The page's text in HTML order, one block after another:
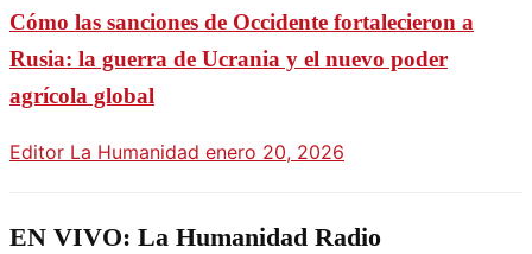
Cómo las sanciones de Occidente fortalecieron a
Rusia: la guerra de Ucrania y el nuevo poder
agrícola global
Editor La Humanidad enero 20, 2026
EN VIVO: La Humanidad Radio